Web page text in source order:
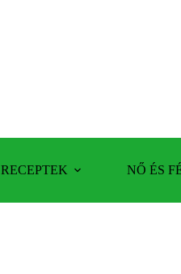
RECEPTEK NŐ ÉS